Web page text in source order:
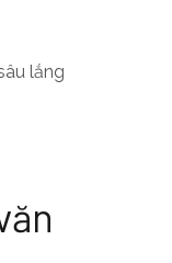
lắng